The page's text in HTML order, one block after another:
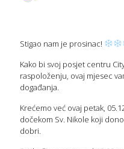
Stigao nam je prosinac!
Kako bi svoj posjet centru
raspoloženju, ovaj mjesec
događanja.
Krećemo već ovaj petak,
dočekom Sv. Nikole koji
dobri.